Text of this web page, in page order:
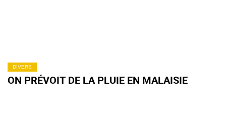
DIVERS
ON PRÉVOIT DE LA PLUIE EN MALAISIE